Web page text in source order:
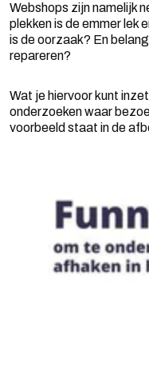
Webshops zijn namelijk
plekken is de emmer lek
is de oorzaak? En
repareren?
Wat je hiervoor kunt
onderzoeken waar
voorbeeld staat in de